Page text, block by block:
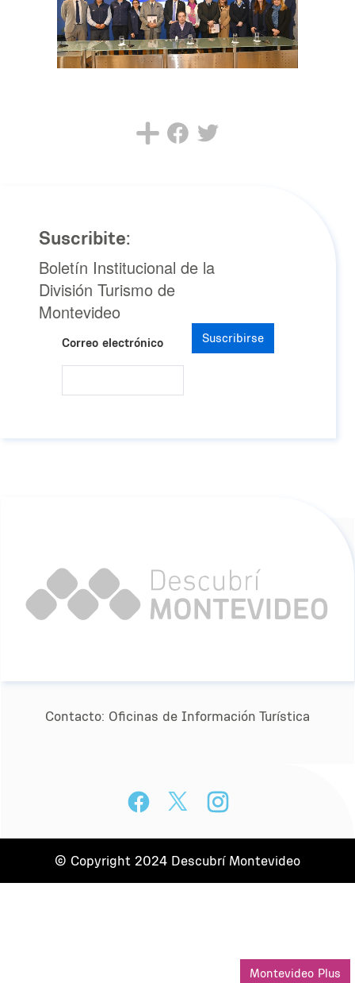
Suscribite:
Boletín Institucional de la
División Turismo de
Montevideo
Correo electrónico Suscribirse
Contacto: Oﬁcinas de Información Turística
© Copyright 2024 Descubrí Montevideo
Montevideo Plus